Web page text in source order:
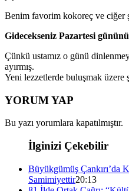
Benim favorim kokoreç ve ciğer
Gidecekseniz Pazartesi
Çünkü ustamız o günü
ayırmış.
Yeni lezzetlerde buluşmak üzere
YORUM YAP
Bu yazı yorumlara kapatılmıştır.
İlginizi Çekebilir
Büyükgümüş Çankırı’da
Samimiyettir20:13